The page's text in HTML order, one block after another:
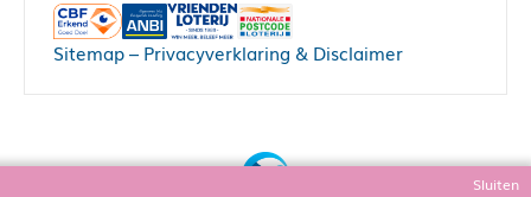
Sitemap– Privacyverklaring & Disclaimer
Sluiten